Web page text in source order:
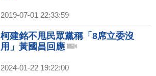
2019-07-01 22:33:59
柯建銘不甩民眾黨稱「8席立委沒
用」黃國昌回應
2024-01-22 19:22:00